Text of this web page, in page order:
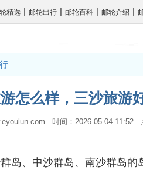
精选 | 邮轮出行 | 邮轮百科 | 邮轮介绍 |
怎么样，三沙旅游
时间：2026-05-04 11:52
岛、中沙群岛、南沙群岛的